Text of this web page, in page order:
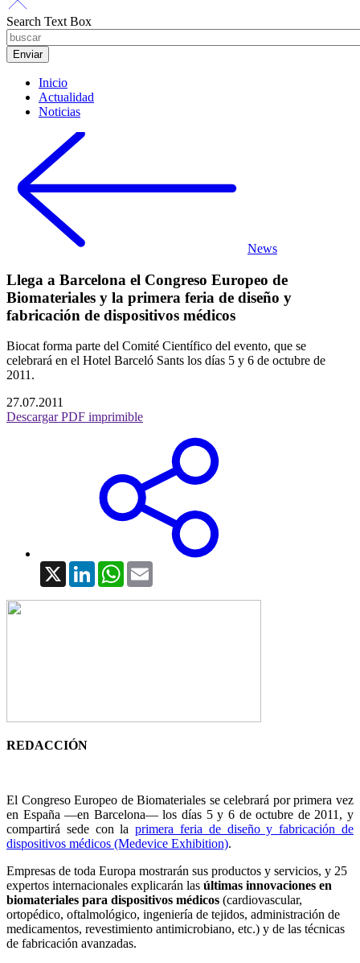
Search Text Box
Inicio
Actualidad
Noticias
News
Llega a Barcelona el Congreso Europeo de
Biomateriales y la primera feria de diseño y
fabricación de dispositivos médicos
Biocat forma parte del Comité Científico del evento, que se
celebrará en el Hotel Barceló Sants los días 5 y 6 de octubre de
2011.
27.07.2011
Descargar PDF imprimible
X LinkedInWhatsApp
REDACCIÓN
El Congreso Europeo de Biomateriales se celebrará por primera vez
en España —en Barcelona— los días 5 y 6 de octubre de 2011, y
compartirá sede con laprimera feria de diseño y fabricación de
dispositivos médicos (Medevice Exhibition).
Empresas de toda Europa mostrarán sus productos y servicios, y 25
expertos internacionales explicarán las últimas innovaciones en
biomateriales para dispositivos médicos (cardiovascular,
ortopédico, oftalmológico, ingeniería de tejidos, administración de
medicamentos, revestimiento antimicrobiano, etc.) y de las técnicas
de fabricación avanzadas.